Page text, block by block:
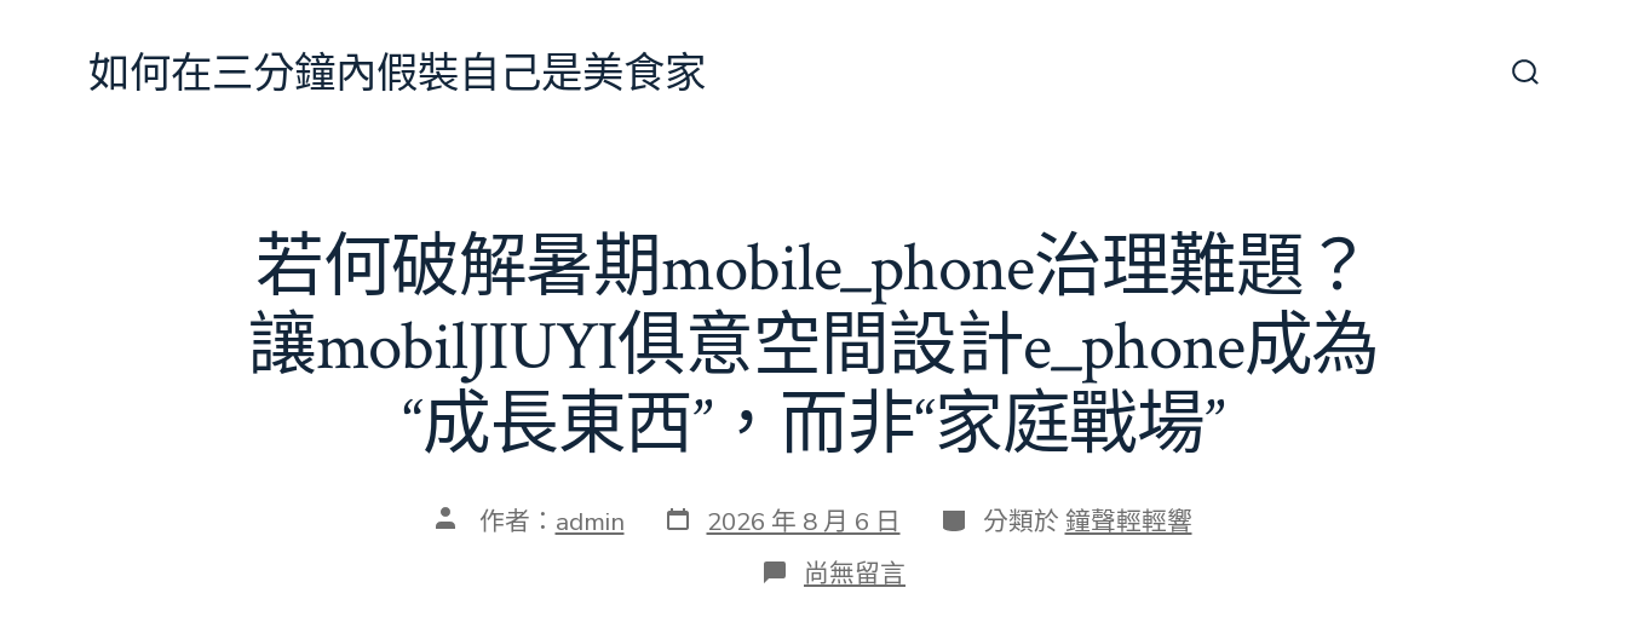
如何在三分鐘內假裝自己是美食家
若何破解暑期mobile_phone治理難題？
讓mobilJIUYI俱意空間設計e_phone成為
“成長東西”，而非“家庭戰場”
文 作者： admin 發
表
2026 年 8 月 6 日 分
類
分類於 鐘聲輕輕響
在
〈若
尚無留言